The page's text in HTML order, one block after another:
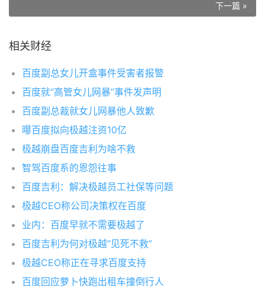
下一篇 »
相关财经
百度副总女儿开盒事件受害者报警
百度就“高管女儿网暴”事件发声明
百度副总裁就女儿网暴他人致歉
曝百度拟向极越注资10亿
极越崩盘百度吉利为啥不救
智驾百度系的恩怨往事
百度吉利：解决极越员工社保等问题
极越CEO称公司决策权在百度
业内：百度早就不需要极越了
百度吉利为何对极越“见死不救”
极越CEO称正在寻求百度支持
百度回应萝卜快跑出租车撞倒行人